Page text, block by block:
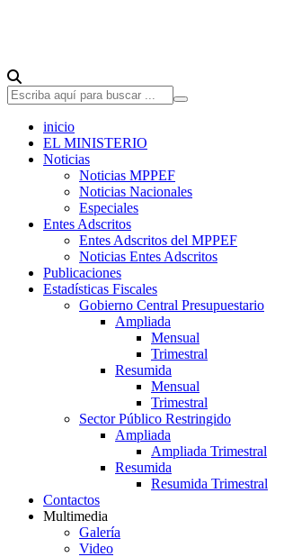
inicio
EL MINISTERIO
Noticias
Noticias MPPEF
Noticias Nacionales
Especiales
Entes Adscritos
Entes Adscritos del MPPEF
Noticias Entes Adscritos
Publicaciones
Estadísticas Fiscales
Gobierno Central Presupuestario
Ampliada
Mensual
Trimestral
Resumida
Mensual
Trimestral
Sector Público Restringido
Ampliada
Ampliada Trimestral
Resumida
Resumida Trimestral
Contactos
Multimedia
Galería
Video